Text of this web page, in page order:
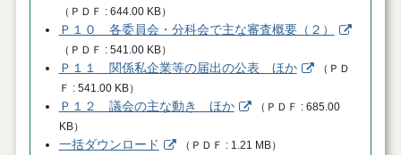
（ ＰＤＦ 644.00 KB）
Ｐ１０ 各委員会・分科会で主な審査概要（２）
（ ＰＤＦ 541.00 KB）
Ｐ１１ 関係私企業等の届出の公表 ほか （ ＰＤ
Ｆ
541.00 KB）
Ｐ１２ 議会の主な動き ほか （ ＰＤＦ
685.00
KB）
一括ダウンロード （ ＰＤＦ 1.21 MB）